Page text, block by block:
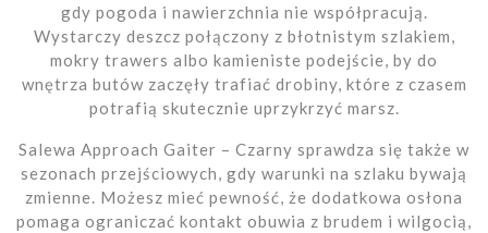
gdy pogoda i nawierzchnia nie współpracują.
Wystarczy deszcz połączony z błotnistym szlakiem,
mokry trawers albo kamieniste podejście, by do
wnętrza butów zaczęły trafiać drobiny, które z czasem
potrafią skutecznie uprzykrzyć marsz.
Salewa Approach Gaiter – Czarny sprawdza się także w
sezonach przejściowych, gdy warunki na szlaku bywają
zmienne. Możesz mieć pewność, że dodatkowa osłona
pomaga ograniczać kontakt obuwia z brudem i wilgocią,